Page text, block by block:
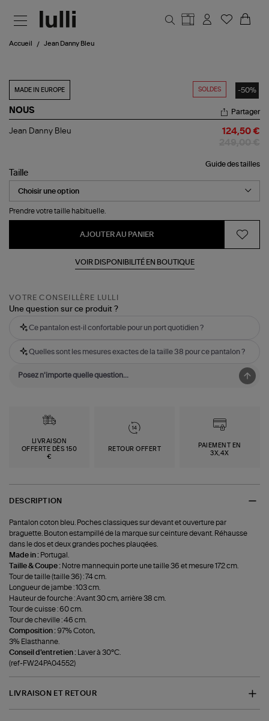
Accueil Jean Danny Bleu
SOLDES -50%
MADE IN EUROPE
NOUS
Jean
Partager
Jean Danny Bleu 124,50 €
Guide des tailles
Taille
Prendre votre taille habituelle.
AJOUTER AU PANIER
VOIR DISPONIBILITÉ EN BOUTIQUE
VOTRE CONSEILLÈRE LULLI
Une question sur ce produit ?
Ce pantalon est-il confortable pour un port quotidien ?
Quelles sont les mesures exactes de la taille 38 pour ce pantalon ?
LIVRAISON
OFFERTE DÈS 150
€
RETOUR OFFERT
PAIEMENT EN
3X,4X
DESCRIPTION
Pantalon coton bleu. Poches classiques sur devant et ouverture par
braguette. Bouton estampillé de la marque sur ceinture devant. Réhausse
dans le dos et deux grandes poches plauqées.
Made in : Portugal.
Taille & Coupe : Notre mannequin porte une taille 36 et mesure 172 cm.
Tour de taille (taille 36) : 74 cm.
Longueur de jambe : 103 cm.
Hauteur de fourche : Avant 30 cm, arrière 38 cm.
Tour de cuisse : 60 cm.
Tour de cheville : 46 cm.
Composition : 97% Coton,
3% Elasthanne.
Conseil d'entretien : Laver à 30°C.
(ref-FW24PA04552)
LIVRAISON ET RETOUR